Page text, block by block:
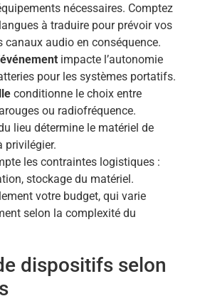
nécessaires. Comptez
à traduire pour prévoir vos
canaux audio en conséquence.
impacte l’autonomie
pour les systèmes portatifs.
conditionne le choix entre
ou radiofréquence.
lieu détermine le matériel de
privilégier.
les contraintes logistiques :
stockage du matériel.
votre budget, qui varie
selon la complexité du
dispositifs selon